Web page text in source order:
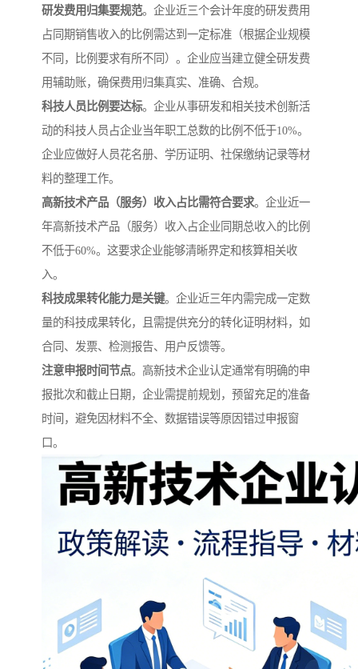
研发费用归集要规范。企业近三个会计年度的研发费用
占同期销售收入的比例需达到一定标准（根据企业规模
不同，比例要求有所不同）。企业应当建立健全研发费
用辅助账，确保费用归集真实、准确、合规。
科技人员比例要达标。企业从事研发和相关技术创新活
动的科技人员占企业当年职工总数的比例不低于10%。
企业应做好人员花名册、学历证明、社保缴纳记录等材
料的整理工作。
高新技术产品（服务）收入占比需符合要求。企业近一
年高新技术产品（服务）收入占企业同期总收入的比例
不低于60%。这要求企业能够清晰界定和核算相关收
入。
科技成果转化能力是关键。企业近三年内需完成一定数
量的科技成果转化，且需提供充分的转化证明材料，如
合同、发票、检测报告、用户反馈等。
注意申报时间节点。高新技术企业认定通常有明确的申
报批次和截止日期，企业需提前规划，预留充足的准备
时间，避免因材料不全、数据错误等原因错过申报窗
口。